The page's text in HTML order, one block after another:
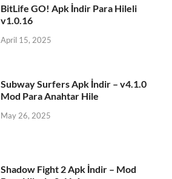
BitLife GO! Apk İndir Para Hileli
v1.0.16
April 15, 2025
Subway Surfers Apk İndir – v4.1.0
Mod Para Anahtar Hile
May 26, 2025
Shadow Fight 2 Apk İndir – Mod